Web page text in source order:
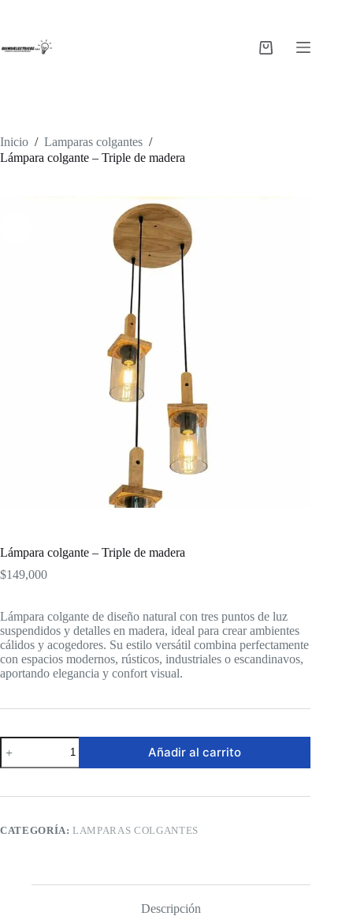
Carro
Inicio / Lamparas colgantes /
Lámpara colgante – Triple de madera
Lámpara colgante – Triple de madera
$149,000
Lámpara colgante de diseño natural con tres puntos de luz
suspendidos y detalles en madera, ideal para crear ambientes
cálidos y acogedores. Su estilo versátil combina perfectamente
con espacios modernos, rústicos, industriales o escandinavos,
aportando elegancia y confort visual.
Lámpara
colgante
-
de
Añadir al carrito
CATEGORÍA:LAMPARAS COLGANTES
Descripción